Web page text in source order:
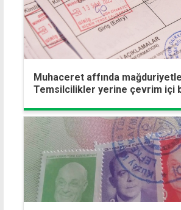
Muhaceret affında
Temsilcilikler yerine çevrim içi